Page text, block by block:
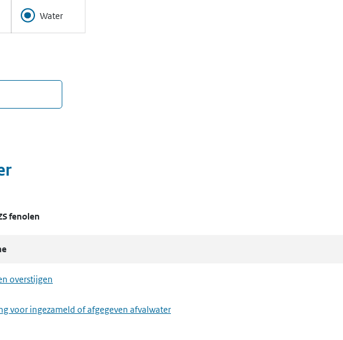
Water
fenolen
overstijgen
voor ingezameld of afgegeven afvalwater